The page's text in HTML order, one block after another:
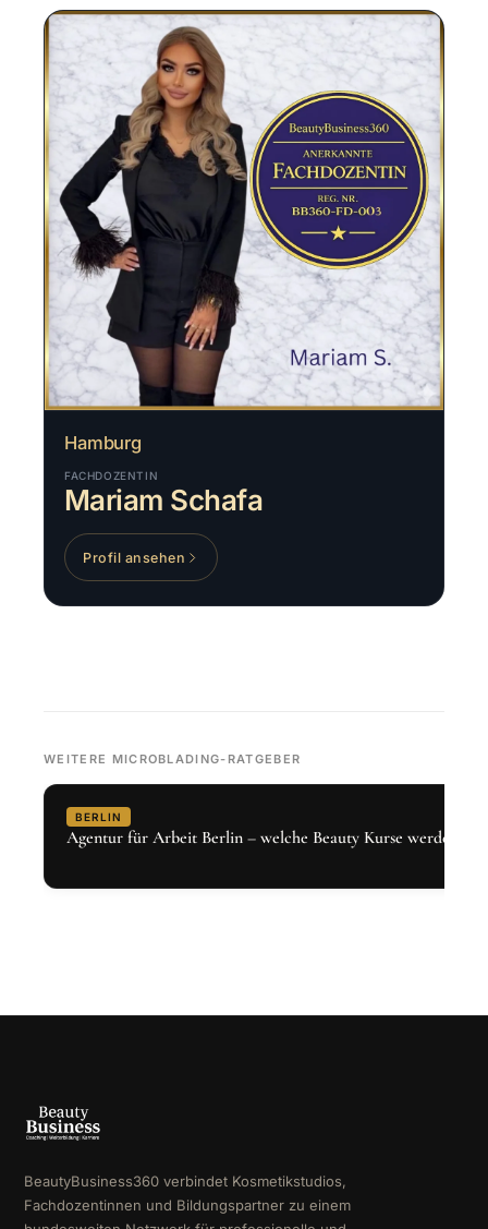
Hamburg
FACHDOZENTIN
Mariam Schafa
Profil ansehen
WEITERE MICROBLADING-RATGEBER
BERLIN
Agentur für Arbeit Berlin – welche Beauty Kurse werden
BeautyBusiness360 verbindet Kosmetikstudios,
Fachdozentinnen und Bildungspartner zu einem